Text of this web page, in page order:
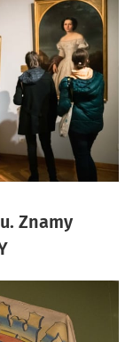
Znamy